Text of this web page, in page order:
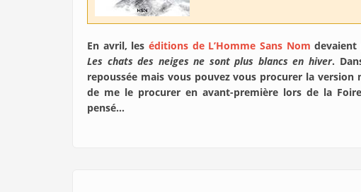
En avril, les éditions de L’Homme Sans Nom devaient
Les chats des neiges ne sont plus blancs en hiver.
repoussée mais vous pouvez vous procurer la version
de me le procurer en avant-première lors de la
pensé…